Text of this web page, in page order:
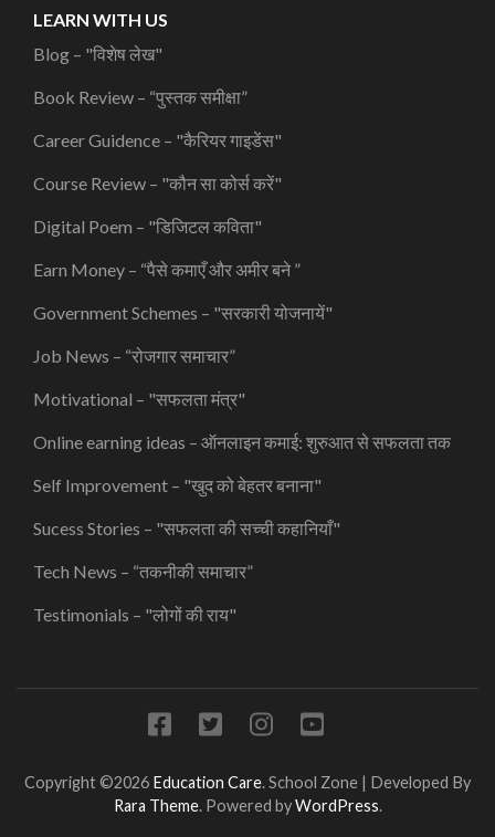
LEARN WITH US
Blog – "विशेष लेख"
Book Review – “पुस्तक समीक्षा”
Career Guidence – "कैरियर गाइडेंस"
Course Review – "कौन सा कोर्स करें"
Digital Poem – "डिजिटल कविता"
Earn Money – “पैसे कमाएँ और अमीर बने ”
Government Schemes – "सरकारी योजनायें"
Job News – “रोजगार समाचार”
Motivational – "सफलता मंत्र"
Online earning ideas – ऑनलाइन कमाई: शुरुआत से सफलता तक
Self Improvement – "खुद को बेहतर बनाना"
Sucess Stories – "सफलता की सच्ची कहानियाँ"
Tech News – “तकनीकी समाचार”
Testimonials – "लोगों की राय"
Copyright ©2026 Education Care.School Zone | Developed By
Rara Theme. Powered byWordPress.